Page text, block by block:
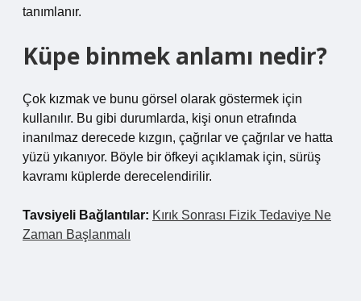
tanımlanır.
Küpe binmek anlamı nedir?
Çok kızmak ve bunu görsel olarak göstermek için
kullanılır. Bu gibi durumlarda, kişi onun etrafında
inanılmaz derecede kızgın, çağrılar ve çağrılar ve hatta
yüzü yıkanıyor. Böyle bir öfkeyi açıklamak için, sürüş
kavramı küplerde derecelendirilir.
Tavsiyeli Bağlantılar: Kırık Sonrası Fizik Tedaviye Ne
Zaman Başlanmalı